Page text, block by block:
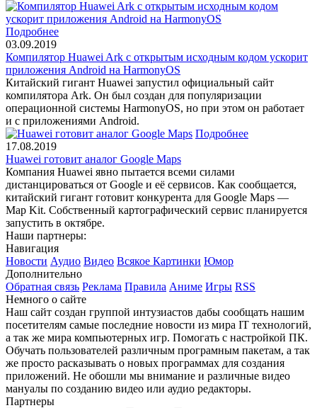
Подробнее
03.09.2019
Компилятор Huawei Ark с открытым исходным кодом ускорит
приложения Android на HarmonyOS
Китайский гигант Huawei запустил официальный сайт
компилятора Ark. Он был создан для популяризации
операционной системы HarmonyOS, но при этом он работает
и с приложениями Android.
Подробнее
17.08.2019
Huawei готовит аналог Google Maps
Компания Huawei явно пытается всеми силами
дистанцироваться от Google и её сервисов. Как сообщается,
китайский гигант готовит конкурента для Google Maps —
Map Kit. Собственный картографический сервис планируется
запустить в октябре.
Наши партнеры:
Навигация
Новости Аудио Видео Всякое Картинки Юмор
Дополнительно
Обратная связь Реклама Правила Аниме Игры RSS
Немного о сайте
Наш сайт создан группой интузиастов дабы сообщать нашим
посетителям самые последние новости из мира IT технологий,
а так же мира компьютерных игр. Помогать с настройкой ПК.
Обучать пользователей различным програмным пакетам, а так
же просто расказывать о новых программах для создания
приложений. Не обошли мы внимание и различные видео
мануалы по созданию видео или аудио редакторы.
Партнеры